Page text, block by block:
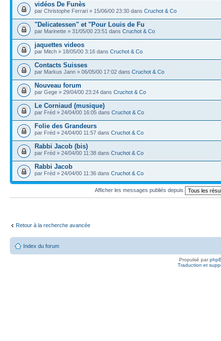
vidéos De Funès
par Christophe Ferrari » 15/06/00 23:30 dans Cruchot & Co
"Delicatessen" et "Pour Louis de Fu
par Marinette » 31/05/00 23:51 dans Cruchot & Co
jaquettes videos
par Mitch » 18/05/00 3:16 dans Cruchot & Co
Contacts Suisses
par Markus Jann » 06/05/00 17:02 dans Cruchot & Co
Nouveau forum
par Gege » 29/04/00 23:24 dans Cruchot & Co
Le Corniaud (musique)
par Fréd » 24/04/00 16:05 dans Cruchot & Co
Folie des Grandeurs
par Fréd » 24/04/00 11:57 dans Cruchot & Co
Rabbi Jacob (bis)
par Fréd » 24/04/00 11:38 dans Cruchot & Co
Rabbi Jacob
par Fréd » 24/04/00 11:36 dans Cruchot & Co
Afficher les messages publiés depuis
Retour à la recherche avancée
Index du forum
Propulsé par
Traduction et